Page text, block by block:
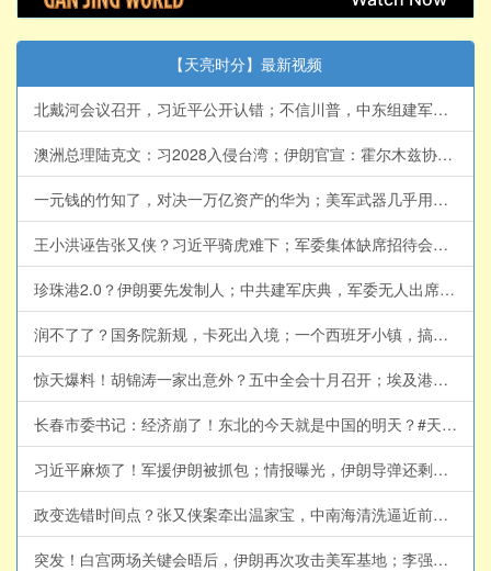
【天亮时分】最新视频
北戴河会议召开，习近平公开认错；不信川普，中东组建军事同盟，伊朗收紧海峡控制；俄乌战争来到转折点(天亮论政第2065集 20260806)
澳洲总理陆克文：习2028入侵台湾；伊朗官宣：霍尔木兹协议达成；令人瞠目！伊朗总统揭露，见到的最高领袖真相(天亮论政第2064集 20260805)
一元钱的竹知了，对决一万亿资产的华为；美军武器几乎用尽？与伊朗再次达成共识？(天亮论政第2063集 20260804)
王小洪诬告张又侠？习近平骑虎难下；军委集体缺席招待会，董军或有大麻烦；伊朗局势紧绷，内部起义随时爆发(天亮论政第2062集 20260803)
珍珠港2.0？伊朗要先发制人；中共建军庆典，军委无人出席，胡锦涛离世消息为何此时传出？薄熙来2.0，陈文清打黑除恶(天亮论政第2061集 20260802)
润不了了？国务院新规，卡死出入境；一个西班牙小镇，搞垮欧盟？美国将轰炸伊朗能源设施，伊朗列报复清单(天亮论政第2059集 20260731)
惊天爆料！胡锦涛一家出意外？五中全会十月召开；埃及港口遭轰炸，沙特成立海上联盟；传又一正部级落马，剑指王岐山(天亮论政第2058集 20260730)
长春市委书记：经济崩了！东北的今天就是中国的明天？#天亮论政 @RoundTableKnights9
习近平麻烦了！军援伊朗被抓包；情报曝光，伊朗导弹还剩这么多，美军今夜重拳出击；参议院听证剑拔弩张，福奇面临起诉(天亮论政第2057集 20260729)
政变选错时间点？张又侠案牵出温家宝，中南海清洗逼近前朝元老#天亮论政 @RoundTableKnights9
突发！白宫两场关键会晤后，伊朗再次攻击美军基地；李强代行，习近平打破50年惯例；纽约市长公布公私合营计划(天亮论政第2056集 20260728)